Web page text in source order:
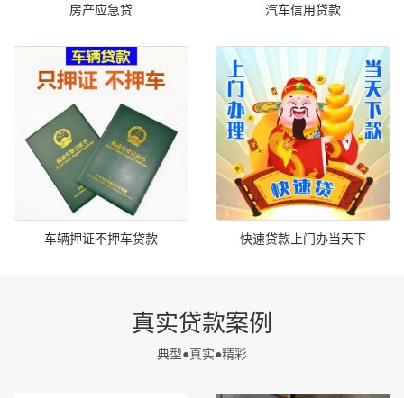
房产应急贷 汽车信用贷款
车辆押证不押车贷款 快速贷款上门办当天下
真实贷款案例
典型●真实●精彩